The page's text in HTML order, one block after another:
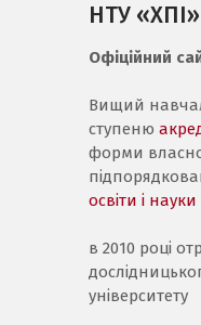
НТУ «ХПІ»
Офіційний
Вищий
ступеню
форми
освіти і
в 2010 році
університету